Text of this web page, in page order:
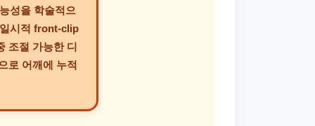
성을 학술적으
시적 front-clip
조절 가능한 디
로 어깨에 누적